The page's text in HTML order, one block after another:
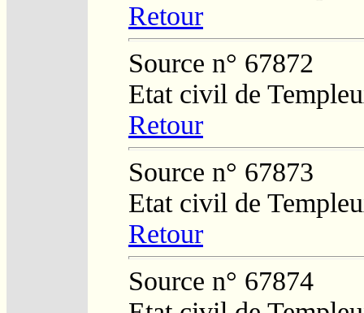
Retour
Source n° 67872
Etat civil de
Retour
Source n° 67873
Etat civil de
Retour
Source n° 67874